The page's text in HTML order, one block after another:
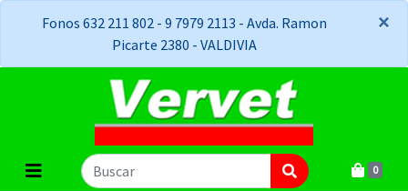
Fonos 632 211 802 - 9 7979 2113 - Avda. Ramon
Picarte 2380 - VALDIVIA
×
×
0